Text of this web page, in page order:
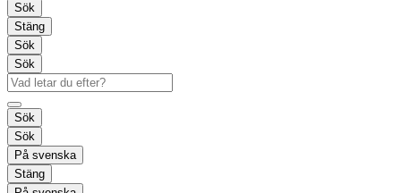
Sök
Stäng
Sök
Sök
Sök
Sök
På svenska
Stäng